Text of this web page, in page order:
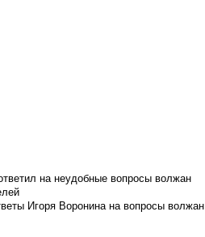
на неудобные вопросы волжан
Игоря Воронина на вопросы волжан